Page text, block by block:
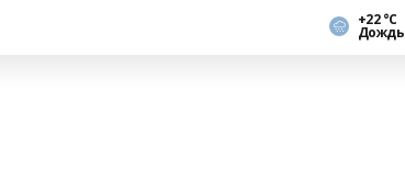
+22 °С
Дождь